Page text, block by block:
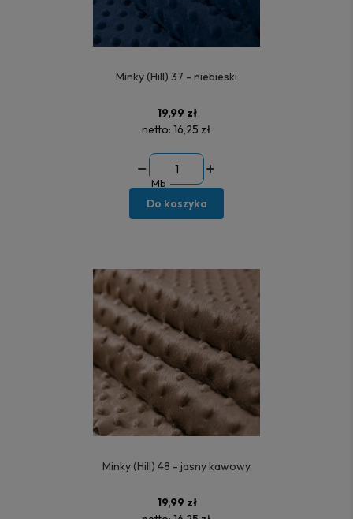
Minky (Hill) 37 - niebieski
19,99 zł
netto: 16,25 zł
Mb
Do koszyka
Minky (Hill) 48 - jasny kawowy
19,99 zł